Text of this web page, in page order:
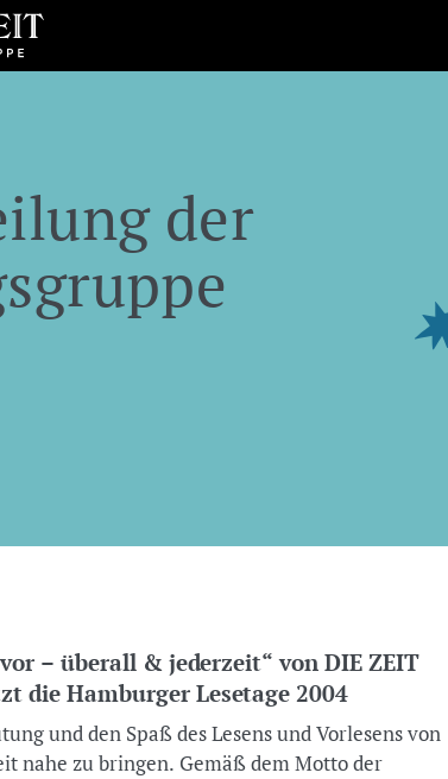
der
– überall & jederzeit“ von DIE ZEIT
die Hamburger Lesetage 2004
und den Spaß des Lesens und Vorlesens von
nahe zu bringen. Gemäß dem Motto der